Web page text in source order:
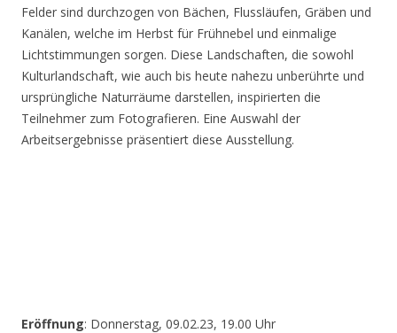
Felder sind durchzogen von Bächen, Flussläufen, Gräben und
Kanälen, welche im Herbst für Frühnebel und einmalige
Lichtstimmungen sorgen. Diese Landschaften, die sowohl
Kulturlandschaft, wie auch bis heute nahezu unberührte und
ursprüngliche Naturräume darstellen, inspirierten die
Teilnehmer zum Fotografieren. Eine Auswahl der
Arbeitsergebnisse präsentiert diese Ausstellung.
Eröffnung: Donnerstag, 09.02.23, 19.00 Uhr